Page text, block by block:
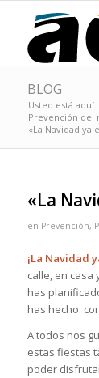
BLOG
Usted está aquí:
Prevención del
«La Navidad ya
«La
en Prevención,
¡La Navidad
calle, en casa
has
has hecho:
A todos nos
estas fiestas
poder